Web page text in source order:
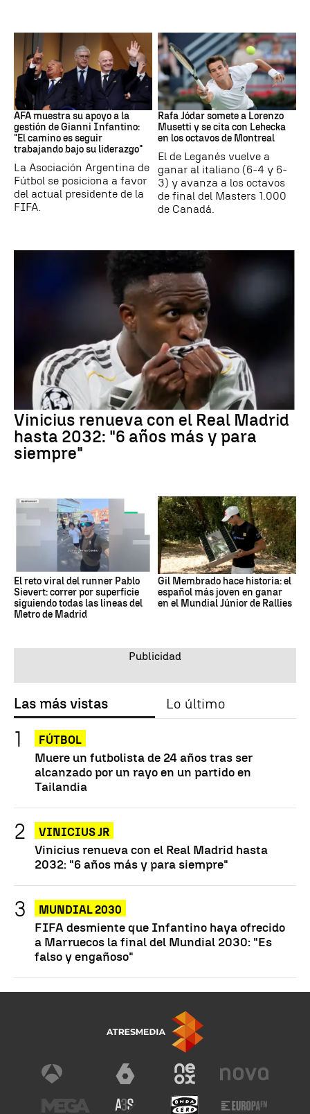
FIFA
AFA muestra su apoyo a la
gestión de Gianni Infantino:
"El camino es seguir
trabajando bajo su liderazgo"
La Asociación Argentina de
Fútbol se posiciona a favor
del actual presidente de la
FIFA.
Tenis
Rafa Jódar somete a Lorenzo
Musetti y se cita con Lehecka
en los octavos de Montreal
El de Leganés vuelve a
ganar al italiano (6-4 y 6-
3) y avanza a los octavos
de final del Masters 1.000
de Canadá.
Vinicius renueva con el Real Madrid
hasta 2032: "6 años más y para
siempre"
El reto viral del runner Pablo
Sievert: correr por superficie
siguiendo todas las líneas del
Metro de Madrid
Gil Membrado hace historia: el
español más joven en ganar
en el Mundial Júnior de Rallies
Las más vistas Lo último
FÚTBOL
Muere un futbolista de 24 años tras ser
alcanzado por un rayo en un partido en
Tailandia
VINICIUS JR
Vinicius renueva con el Real Madrid hasta
2032: "6 años más y para siempre"
MUNDIAL 2030
FIFA desmiente que Infantino haya ofrecido
a Marruecos la final del Mundial 2030: "Es
falso y engañoso"